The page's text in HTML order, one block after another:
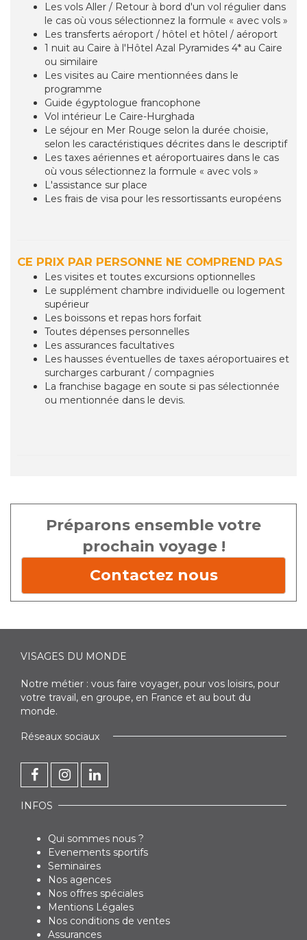
Les vols Aller / Retour à bord d'un vol régulier dans
le cas où vous sélectionnez la formule « avec vols »
Les transferts aéroport / hôtel et hôtel / aéroport
1 nuit au Caire à l'Hôtel Azal Pyramides 4* au Caire
ou similaire
Les visites au Caire mentionnées dans le
programme
Guide égyptologue francophone
Vol intérieur Le Caire-Hurghada
Le séjour en Mer Rouge selon la durée choisie,
selon les caractéristiques décrites dans le descriptif
Les taxes aériennes et aéroportuaires dans le cas
où vous sélectionnez la formule « avec vols »
L'assistance sur place
Les frais de visa pour les ressortissants européens
CE PRIX PAR PERSONNE NE COMPREND PAS
Les visites et toutes excursions optionnelles
Le supplément chambre individuelle ou logement
supérieur
Les boissons et repas hors forfait
Toutes dépenses personnelles
Les assurances facultatives
Les hausses éventuelles de taxes aéroportuaires et
surcharges carburant / compagnies
La franchise bagage en soute si pas sélectionnée
ou mentionnée dans le devis.
Préparons ensemble votre
prochain voyage !
Contactez nous
VISAGES DU MONDE
Notre métier : vous faire voyager, pour vos loisirs, pour
votre travail, en groupe, en France et au bout du
monde.
Réseaux sociaux
INFOS
Qui sommes nous ?
Evenements sportifs
Seminaires
Nos agences
Nos offres spéciales
Mentions Légales
Nos conditions de ventes
Assurances